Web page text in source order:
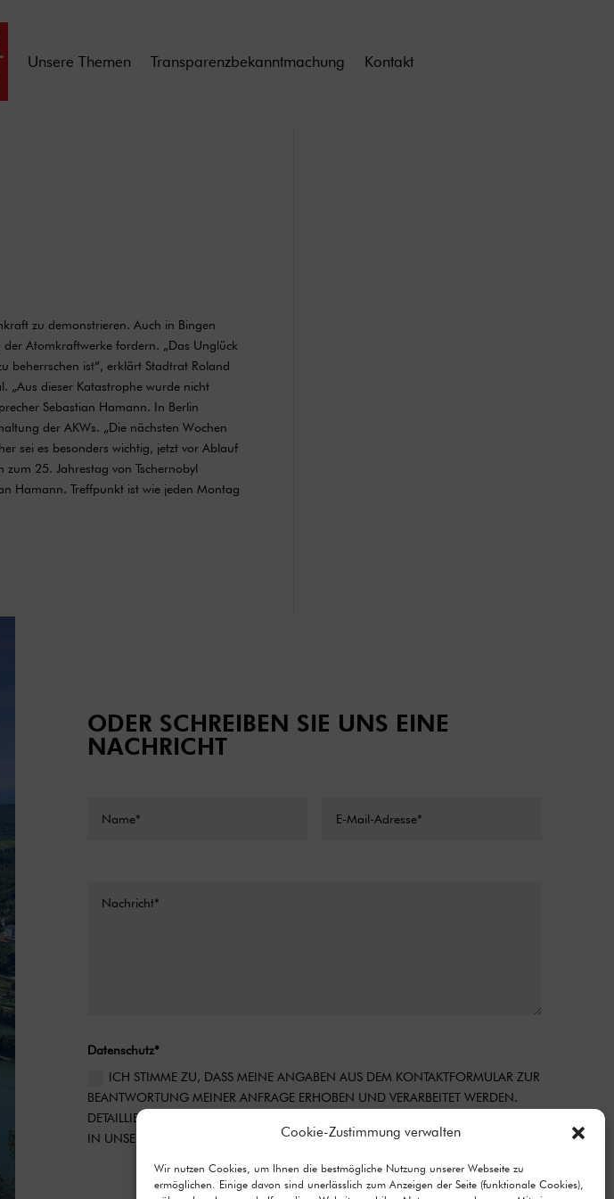
Cookie-Zustimmung verwalten
Wir nutzen Cookies, um Ihnen die bestmögliche Nutzung unserer Webseite zu
ermöglichen. Einige davon sind unerlässlich zum Anzeigen der Seite (funktionale Cookies),
Unsere Themen Transparenzbekanntmachung Kontakt
zu demonstrieren. Auch in Bingen
Atomkraftwerke fordern. „Das Unglück
beherrschen ist“, erklärt Stadtrat Roland
„Aus dieser Katastrophe wurde nicht
Sebastian Hamann. In Berlin
der AKWs. „Die nächsten Wochen
sei es besonders wichtig, jetzt vor Ablauf
25. Jahrestag von Tschernobyl
Hamann. Treffpunkt ist wie jeden Montag
ODER SCHREIBEN SIE UNS EINE
NACHRICHT
Datenschutz*
ICH STIMME ZU, DASS MEINE ANGABEN AUS DEM KONTAKTFORMULAR ZUR
BEANTWORTUNG MEINER ANFRAGE ERHOBEN UND VERARBEITET WERDEN.
DETAILLIERTE INFORMATIONEN ZUM UMGANG MIT NUTZERDATEN FINDEN SIE
IN UNSERER DATENSCHUTZERKLÄRUNG.
1 + 5 Senden